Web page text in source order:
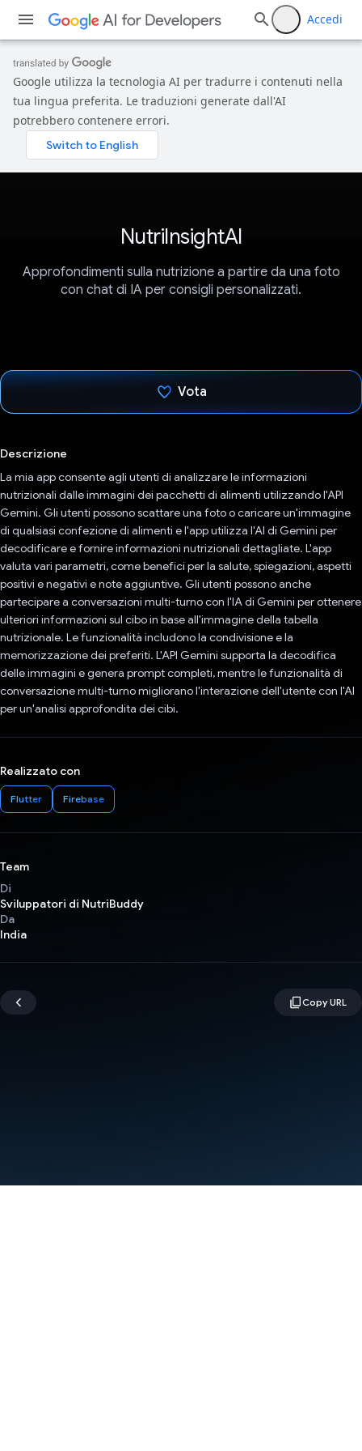
Accedi
Google utilizza la tecnologia AI per tradurre i contenuti nella
tua lingua preferita. Le traduzioni generate dall'AI
potrebbero contenere errori.
NutriInsightAI
Approfondimenti sulla nutrizione a partire da una foto
con chat di IA per consigli personalizzati.
Vota
Descrizione
La mia app consente agli utenti di analizzare le informazioni
nutrizionali dalle immagini dei pacchetti di alimenti utilizzando l'API
Gemini. Gli utenti possono scattare una foto o caricare un'immagine
di qualsiasi confezione di alimenti e l'app utilizza l'AI di Gemini per
decodificare e fornire informazioni nutrizionali dettagliate. L'app
valuta vari parametri, come benefici per la salute, spiegazioni, aspetti
positivi e negativi e note aggiuntive. Gli utenti possono anche
partecipare a conversazioni multi-turno con l'IA di Gemini per ottenere
ulteriori informazioni sul cibo in base all'immagine della tabella
nutrizionale. Le funzionalità includono la condivisione e la
memorizzazione dei preferiti. L'API Gemini supporta la decodifica
delle immagini e genera prompt completi, mentre le funzionalità di
conversazione multi-turno migliorano l'interazione dell'utente con l'AI
per un'analisi approfondita dei cibi.
Realizzato con
Flutter Firebase
Team
Di
Sviluppatori di NutriBuddy
Da
India